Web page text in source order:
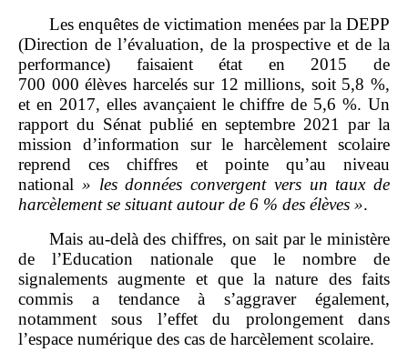
Les enquêtes de victimation menées par la DEPP
(Direction de l’évaluation, de la prospective et de la
performance) faisaient état en 2015 de
700 000 élèves harcelés sur 12 millions, soit 5,8 %,
et en 2017, elles avançaient le chiffre de 5,6 %. Un
rapport du Sénat publié en septembre 2021 par la
mission d’information sur le harcèlement scolaire
reprend ces chiffres et pointe qu’au niveau
national » les données convergent vers un taux de
harcèlement se situant autour de 6 % des élèves ».
Mais au‑delà des chiffres, on sait par le ministère
de l’Education nationale que le nombre de
signalements augmente et que la nature des faits
commis a tendance à s’aggraver également,
notamment sous l’effet du prolongement dans
l’espace numérique des cas de harcèlement scolaire.